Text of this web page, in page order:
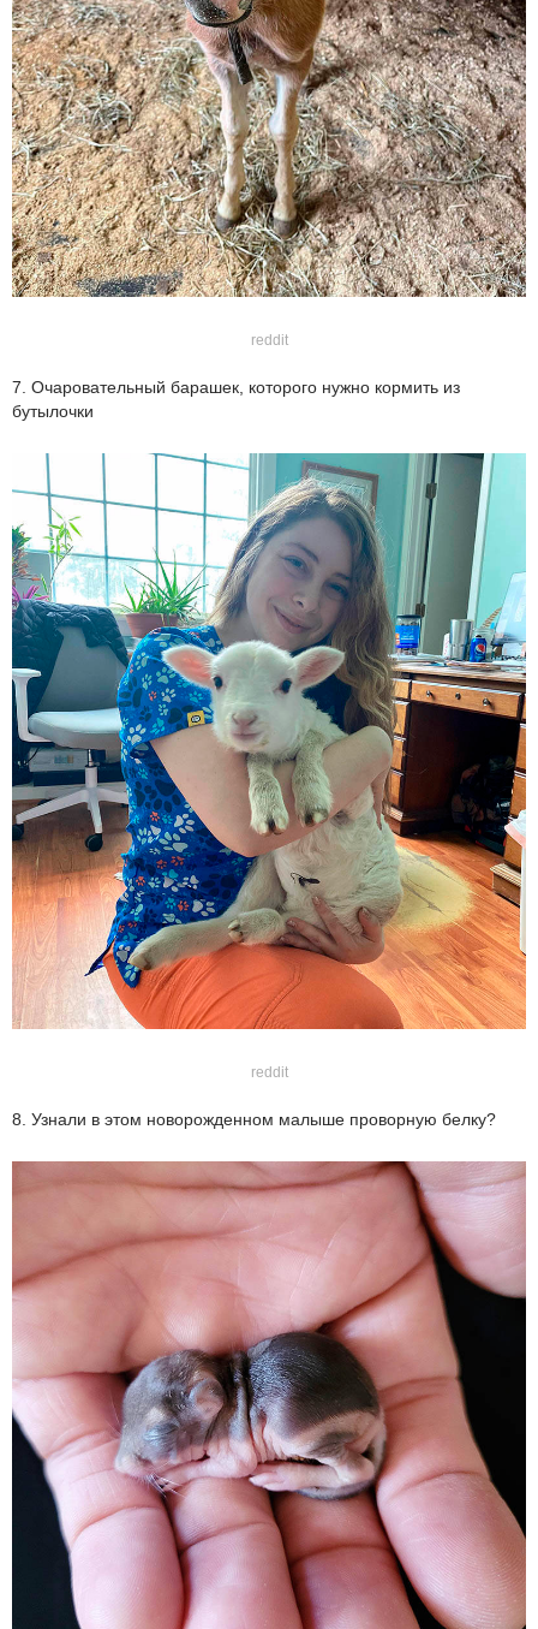
reddit
7. Очаровательный барашек, которого нужно кормить из
бутылочки
reddit
8. Узнали в этом новорожденном малыше проворную белку?